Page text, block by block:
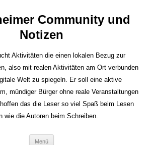
Community und
Notizen
Aktivitäten die einen lokalen Bezug zur
also mit realen Aktivitäten am Ort verbunden
Welt zu spiegeln. Er soll eine aktive
mündiger Bürger ohne reale Veranstaltungen
das die Leser so viel Spaß beim Lesen
wie die Autoren beim Schreiben.
Menü